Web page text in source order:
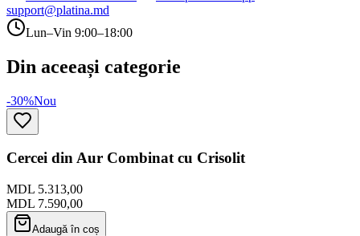
support@platina.md
Lun–Vin 9:00–18:00
Din aceeași categorie
-30%Nou
Cercei din Aur Combinat cu Crisolit
MDL 5.313,00
MDL 7.590,00
Adaugă în coș